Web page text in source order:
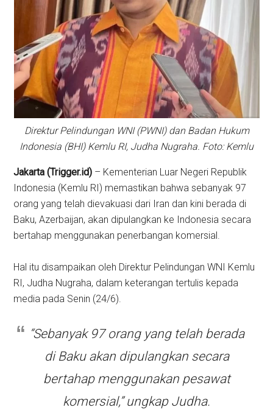
Direktur Pelindungan WNI (PWNI) dan Badan Hukum
Indonesia (BHI) Kemlu RI, Judha Nugraha. Foto: Kemlu
Jakarta (Trigger.id) – Kementerian Luar Negeri Republik
Indonesia (Kemlu RI) memastikan bahwa sebanyak 97
orang yang telah dievakuasi dari Iran dan kini berada di
Baku, Azerbaijan, akan dipulangkan ke Indonesia secara
bertahap menggunakan penerbangan komersial.
Hal itu disampaikan oleh Direktur Pelindungan WNI Kemlu
RI, Judha Nugraha, dalam keterangan tertulis kepada
media pada Senin (24/6).
“Sebanyak 97 orang yang telah berada
di Baku akan dipulangkan secara
bertahap menggunakan pesawat
komersial,” ungkap Judha.